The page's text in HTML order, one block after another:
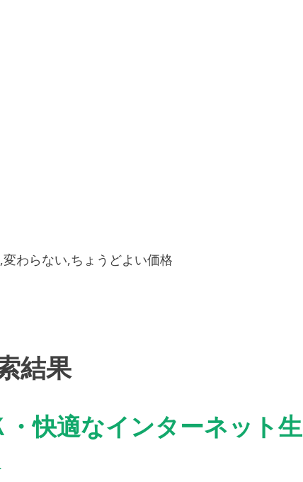
わらない,ちょうどよい価格
結果
・快適なインターネット生